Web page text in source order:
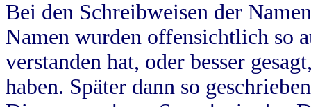
Bei den Schreibweisen der
Namen wurden offensichtlich so
verstanden hat, oder besser
haben. Später dann so